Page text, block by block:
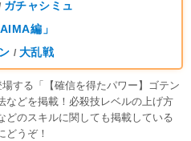
ガチャシミュ
編」
/ 大乱戦
する「【確信を得たパワー】ゴテン
などを掲載！必殺技レベルの上げ方
どのスキルに関しても掲載している
どうぞ！